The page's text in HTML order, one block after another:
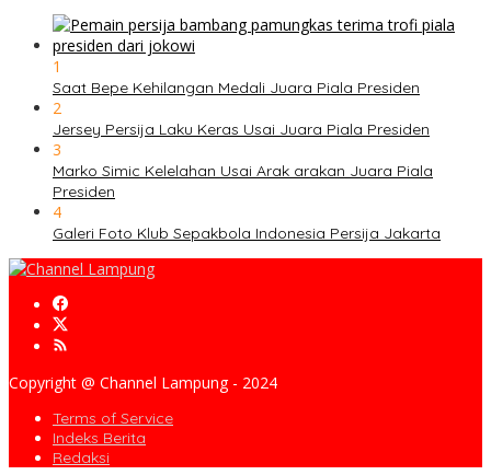
1
Saat Bepe Kehilangan Medali Juara Piala Presiden
2
Jersey Persija Laku Keras Usai Juara Piala Presiden
3
Marko Simic Kelelahan Usai Arak arakan Juara Piala
Presiden
4
Galeri Foto Klub Sepakbola Indonesia Persija Jakarta
Copyright @ Channel Lampung - 2024
Terms of Service
Indeks Berita
Redaksi